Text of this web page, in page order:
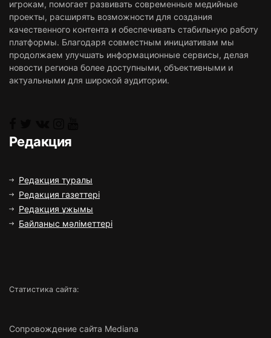
игрокам, помогает развивать современные медийные
проекты, расширять возможности для создания
качественного контента и обеспечивать стабильную работу
платформы. Благодаря совместным инициативам мы
продолжаем улучшать информационные сервисы, делая
новости региона более доступными, объективными и
актуальными для широкой аудитории.
Редакция
Редакция туралы
Редакция газеттері
Редакция ұжымы
Байланыс мәліметтері
Статистика сайта:
Сопровождение сайта Mediana